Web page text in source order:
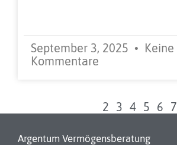
September 3, 2025
Keine
Kommentare
2 3 4 5 6 7
Argentum Vermögensberatung